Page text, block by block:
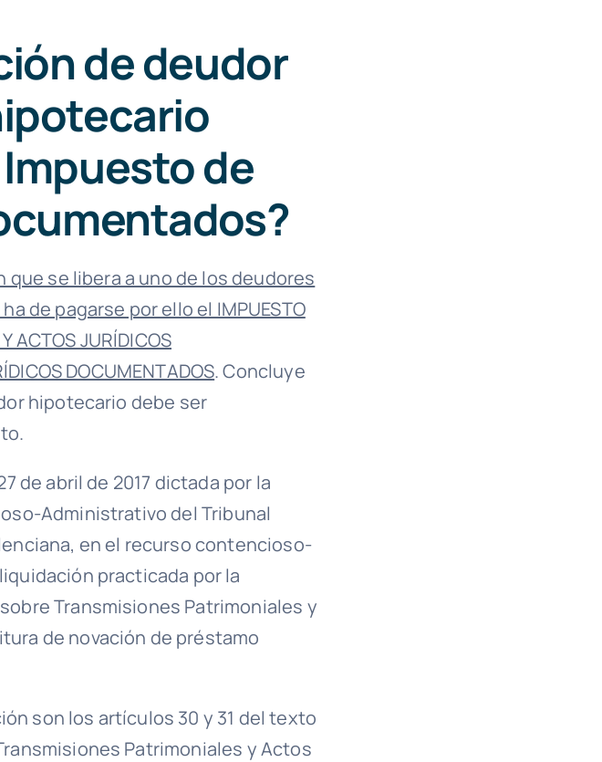
de deudor
de
se libera a uno de los deudores
de pagarse por ello el IMPUESTO
ACTOS JURÍDICOS
DOCUMENTADOS. Concluye
hipotecario debe ser
de abril de 2017 dictada por la
Administrativo del Tribunal
en el recurso contencioso-
practicada por la
Transmisiones Patrimoniales y
de novación de préstamo
son los artículos 30 y 31 del texto
Patrimoniales y Actos